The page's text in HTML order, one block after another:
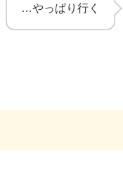
…やっぱり行く